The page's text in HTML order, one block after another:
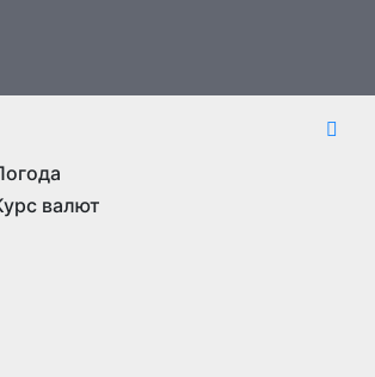
валют